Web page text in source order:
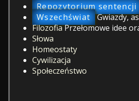
Repozytorium sentencji
Wszechświat Gwiazdy,
FilozofiaPrzełomowe idee
Słowa
Homeostaty
Cywilizacja
Społeczeństwo